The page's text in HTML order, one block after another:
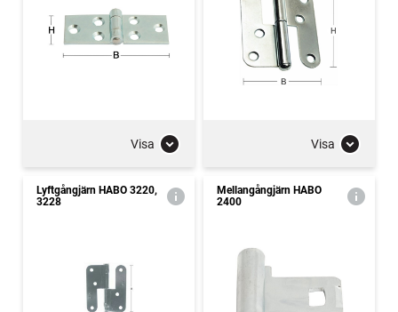
Visa Visa
Lyftgångjärn HABO 3220,
3228
Mellangångjärn HABO
2400